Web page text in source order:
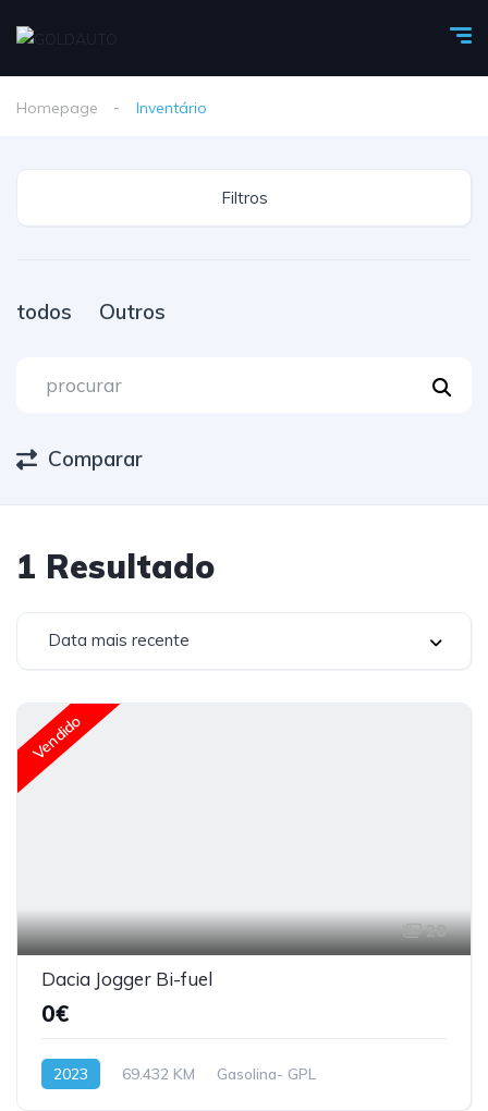
Homepage Inventário
Filtros
todos Outros
Comparar
1 Resultado
Data mais recente
Vendido
28
Dacia Jogger Bi-fuel
0€
2023 69.432 KM Gasolina- GPL